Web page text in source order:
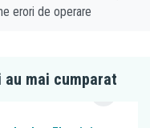
erori de operare
mai cumparat